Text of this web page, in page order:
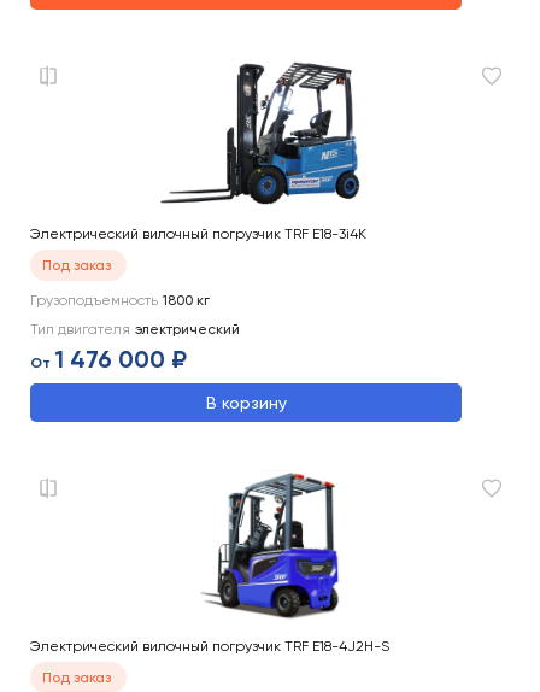
Электрический вилочный погрузчик TRF E18-3i4K
Под заказ
Грузоподъемность 1800 кг
Тип двигателя электрический
От 1 476 000 ₽
В корзину
Электрический вилочный погрузчик TRF E18-4J2H-S
Под заказ